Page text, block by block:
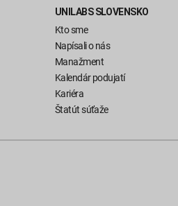
UNILABS SLOVENSKO
Kto sme
Napísali o nás
Manažment
Kalendár podujatí
Kariéra
Štatút súťaže